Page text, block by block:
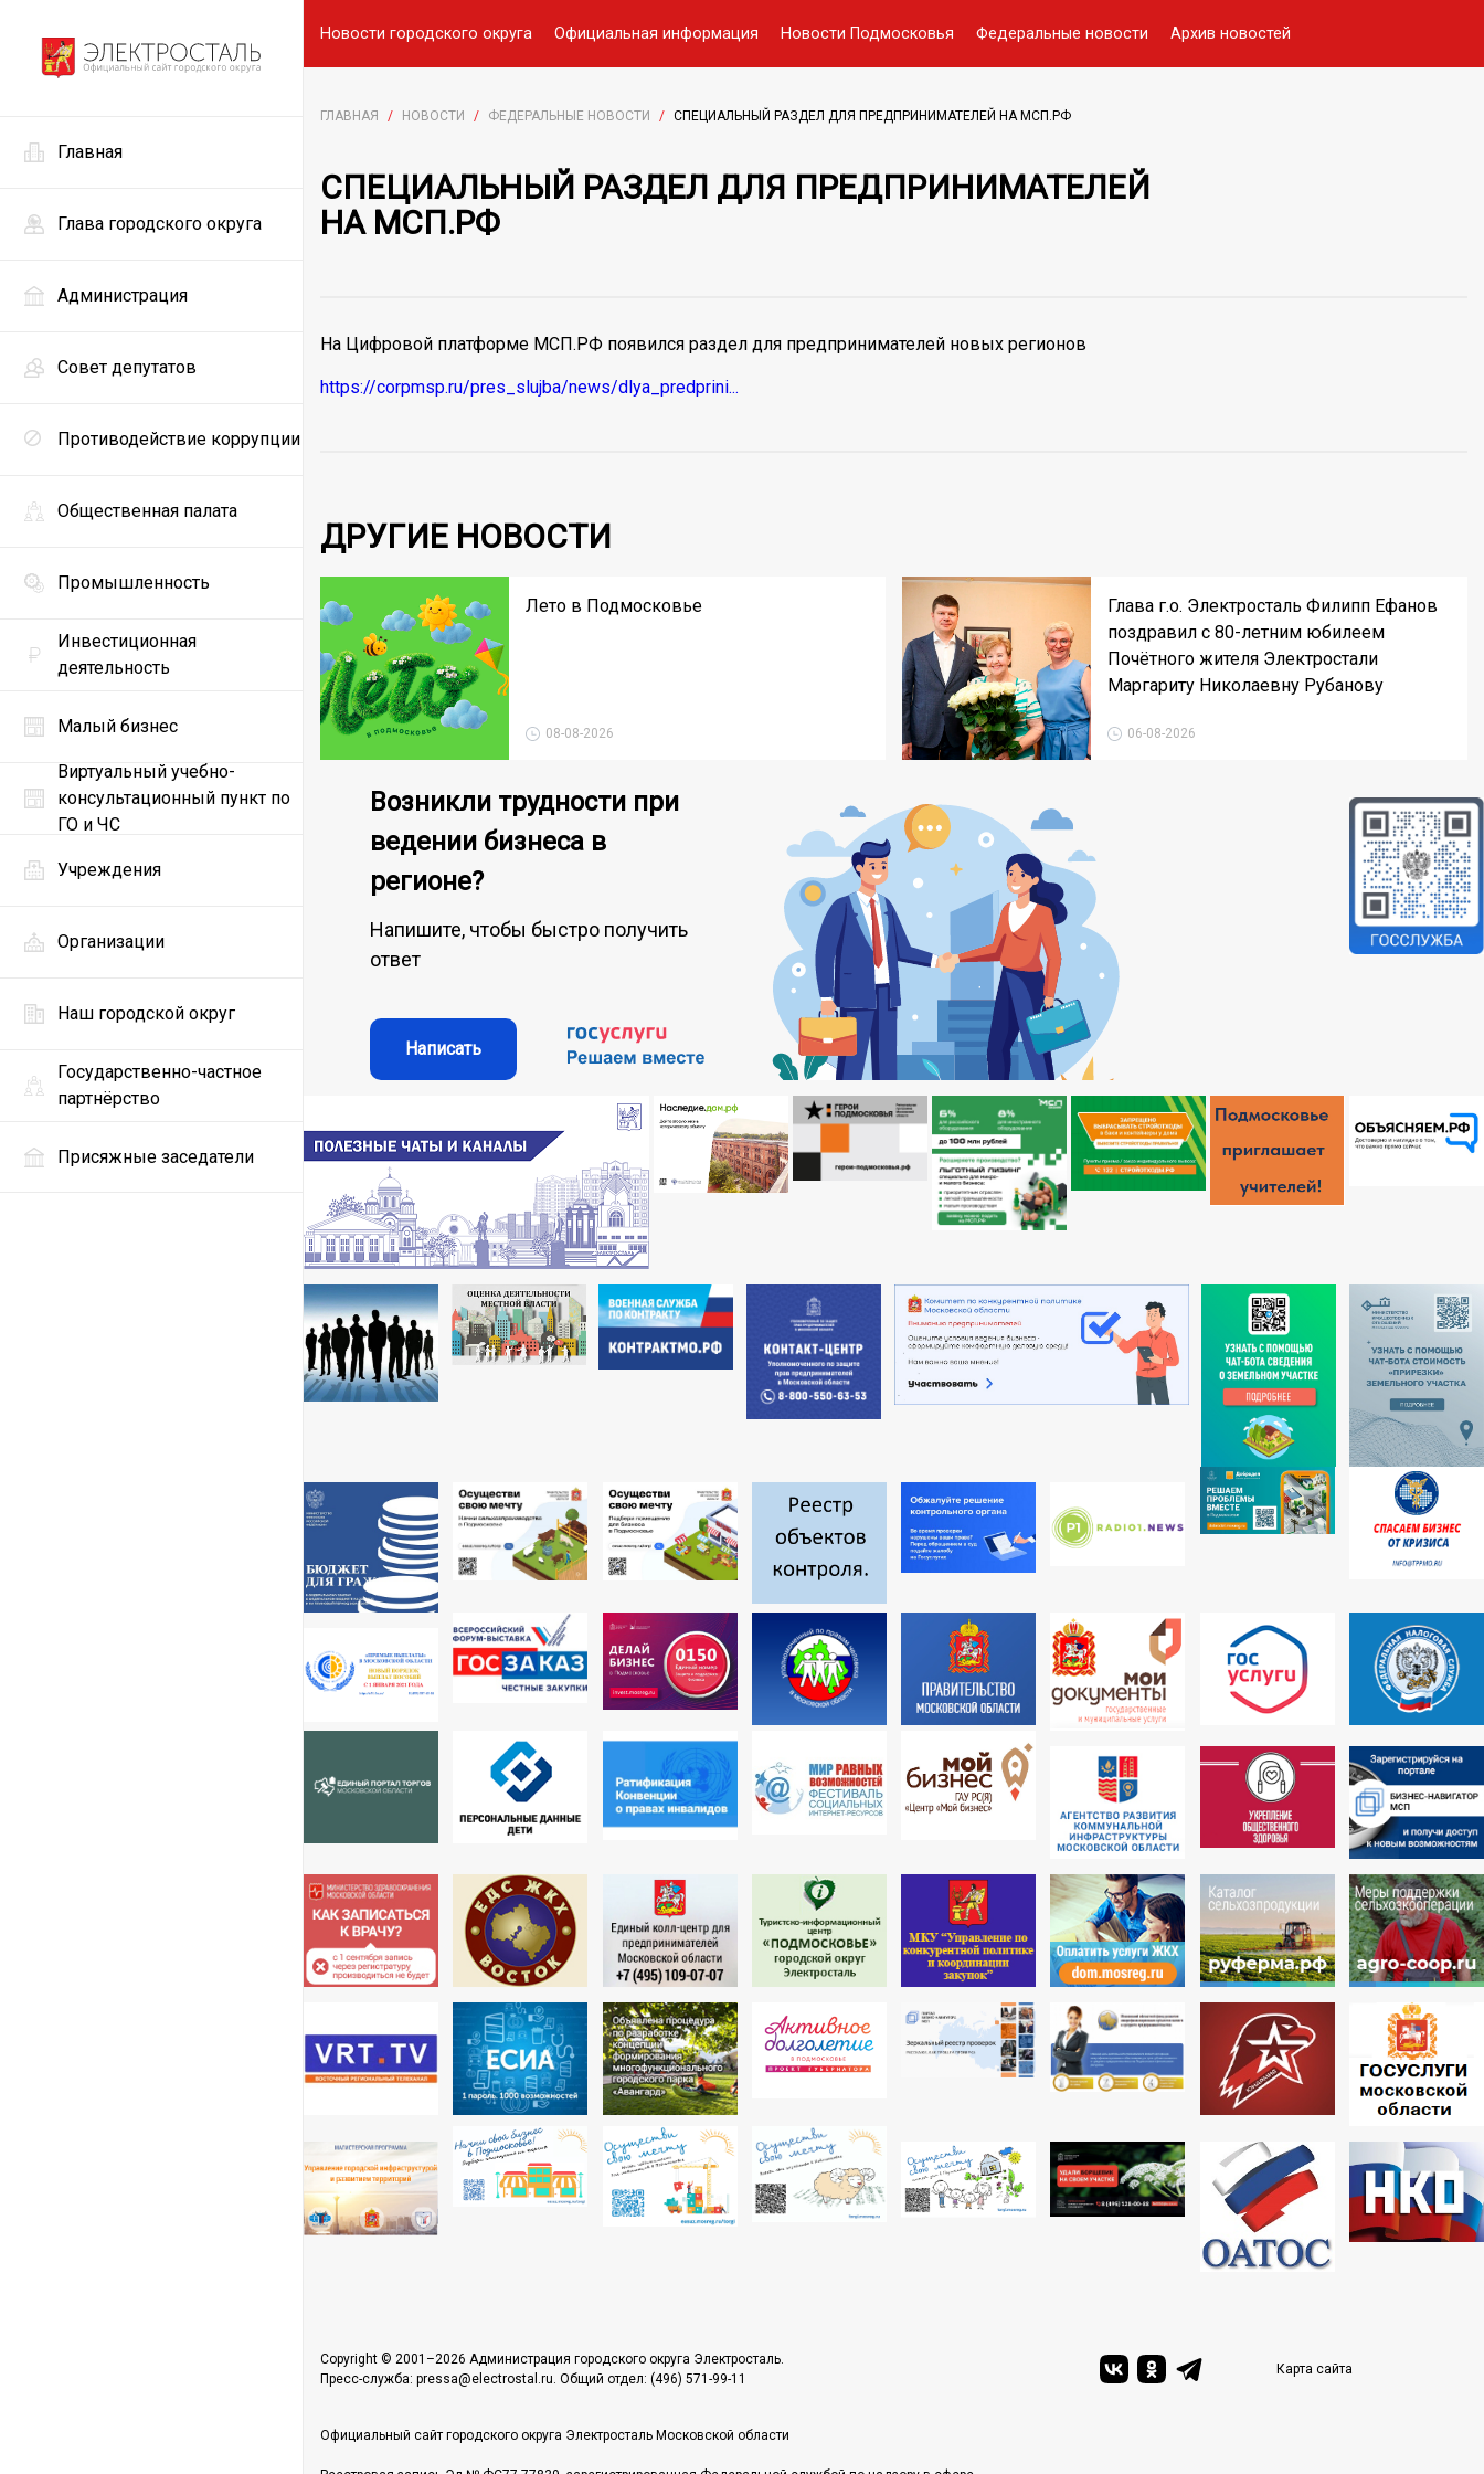
Главная
Глава городского округа
Администрация
Совет депутатов
Противодействие коррупции
Общественная палата
Промышленность
Инвестиционная
деятельность
Малый бизнес
Виртуальный учебно-
консультационный пункт по
ГО и ЧС
Учреждения
Организации
Наш городской округ
Государственно-частное
партнёрство
Присяжные заседатели
Новости городского округа Официальная информация Новости Подмосковья Федеральные новости Архив новостей
ГЛАВНАЯ / НОВОСТИ / ФЕДЕРАЛЬНЫЕ НОВОСТИ / СПЕЦИАЛЬНЫЙ РАЗДЕЛ ДЛЯ ПРЕДПРИНИМАТЕЛЕЙ НА МСП.РФ
СПЕЦИАЛЬНЫЙ РАЗДЕЛ ДЛЯ ПРЕДПРИНИМАТЕЛЕЙ
НА МСП.РФ
На Цифровой платформе МСП.РФ появился раздел для предпринимателей новых регионов
https://corpmsp.ru/pres_slujba/news/dlya_predprini...
ДРУГИЕ НОВОСТИ
Лето в Подмосковье
08-08-2026
Глава г.о. Электросталь Филипп Ефанов
поздравил с 80-летним юбилеем
Почётного жителя Электростали
Маргариту Николаевну Рубанову
06-08-2026
Возникли трудности при
ведении бизнеса в
регионе?
Напишите, чтобы быстро получить
ответ
Написать
Copyright © 2001–2026 Администрация городского округа Электросталь.
Пресс-служба: pressa@electrostal.ru. Общий отдел: (496) 571-99-11
Карта сайта
Официальный сайт городского округа Электросталь Московской области